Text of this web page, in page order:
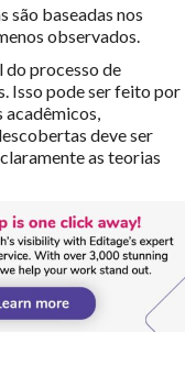
são baseadas nos
observados.
do processo de
Isso pode ser feito por
acadêmicos,
deve ser
as teorias